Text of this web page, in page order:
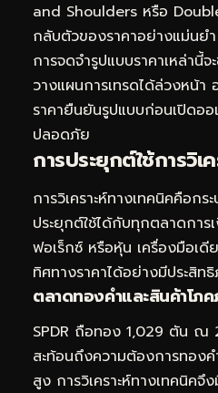
and Shoulders หรือ
กลับตัวของราคาอย่างแม่นยำ
การจดจำรูปแบบราคาเหล่านี้
วางแผนการเทรดได้ล่วงหน้า
ราคายืนยันรูปแบบก่อนเปิดออ
ปลอดภัย
การประยุกต์ใช้การวิเ
การวิเคราะห์ทางเทคนิคคือกร
ประยุกต์ใช้ได้กับทุกตลาดการ
ฟอเร็กซ์ หรือหุ้น เครื่องมือเดี
ทิศทางราคาได้อย่างมีประสิท
ตลาดทองคำและสินค้าโภ
SPDR ถือทอง 1,029 ตัน
สะท้อนถึงความต้องการทอง
สูง การวิเคราะห์ทางเทคนิค